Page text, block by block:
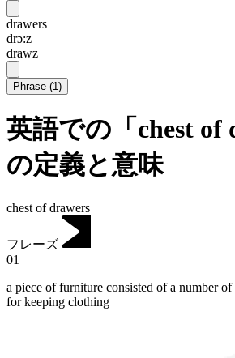
drawers
drɔ:z
drawz
Phrase (1)
英語での「chest of
の定義と意味
chest of drawers
フレーズ
01
a piece of furniture consisted of a number
for keeping clothing